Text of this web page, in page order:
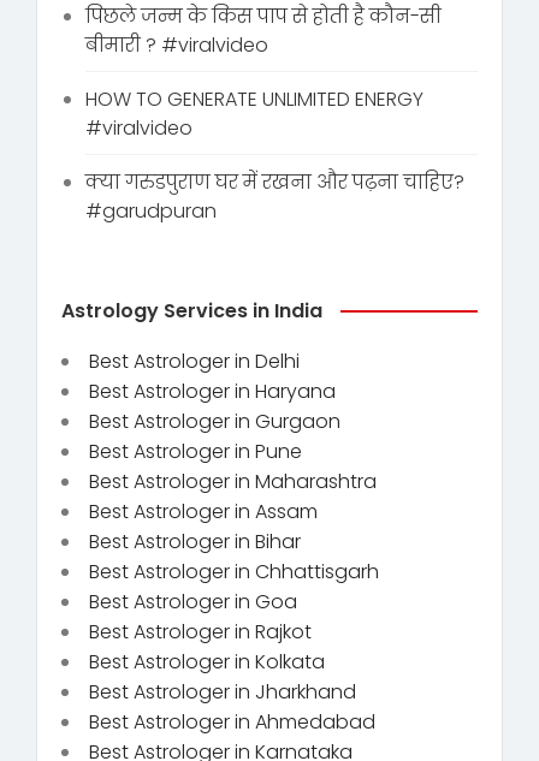
पिछले जन्म के किस पाप से होती है कौन-सी
बीमारी ? #viralvideo
HOW TO GENERATE UNLIMITED ENERGY
#viralvideo
क्या गरुडपुराण घर में रखना और पढ़ना चाहिए?
#garudpuran
Astrology Services in India
Best Astrologer in Delhi
Best Astrologer in Haryana
Best Astrologer in Gurgaon
Best Astrologer in Pune
Best Astrologer in Maharashtra
Best Astrologer in Assam
Best Astrologer in Bihar
Best Astrologer in Chhattisgarh
Best Astrologer in Goa
Best Astrologer in Rajkot
Best Astrologer in Kolkata
Best Astrologer in Jharkhand
Best Astrologer in Ahmedabad
Best Astrologer in Karnataka